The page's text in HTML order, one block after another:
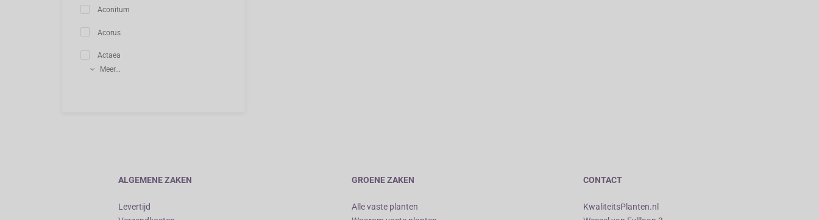
Aconitum
Acorus
Actaea
Meer...
ALGEMENE ZAKEN
Levertijd
GROENE ZAKEN
Alle vaste planten
CONTACT
KwaliteitsPlanten.nl